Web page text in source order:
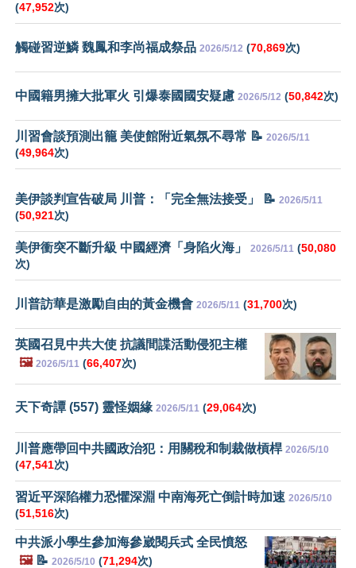
(47,952次)
觸碰習逆鱗 魏鳳和李尚福成祭品 2026/5/12 (70,869次)
中國籍男擁大批軍火 引爆泰國國安疑慮 2026/5/12 (50,842次)
川習會談預測出籠 美使館附近氣氛不尋常 📝 2026/5/11
(49,964次)
美伊談判宣告破局 川普：「完全無法接受」 📝 2026/5/11
(50,921次)
美伊衝突不斷升級 中國經濟「身陷火海」 2026/5/11 (50,080
次)
川普訪華是激勵自由的黃金機會 2026/5/11 (31,700次)
英國召見中共大使 抗議間諜活動侵犯主權
🖼️ 2026/5/11 (66,407次)
天下奇譚 (557) 靈怪姻緣 2026/5/11 (29,064次)
川普應帶回中共國政治犯：用關稅和制裁做槓桿 2026/5/10
(47,541次)
習近平深陷權力恐懼深淵 中南海死亡倒計時加速 2026/5/10
(51,516次)
中共派小學生參加海參崴閱兵式 全民憤怒
🖼️📝 2026/5/10 (71,294次)